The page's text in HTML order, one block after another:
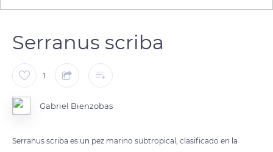
Serranus scriba
1
Gabriel Bienzobas
Serranus scriba es un pez marino subtropical, clasificado en la